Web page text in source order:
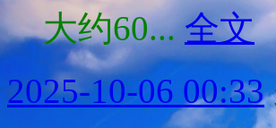
大约60...全文
2025-10-06 00:33